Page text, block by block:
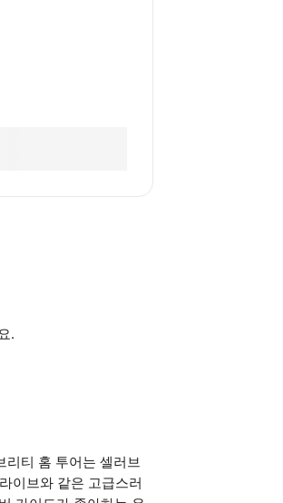
.
리티 홈 투어는 셀러브
이브와 같은 고급스러